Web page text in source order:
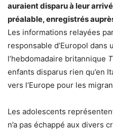
auraient disparu à leur
préalable, enregistrés
Les informations relayées
responsable d’Europol dans
l’hebdomadaire britannique
enfants disparus rien qu’en
vers l’Europe pour les
Les adolescents
n’a pas échappé aux divers